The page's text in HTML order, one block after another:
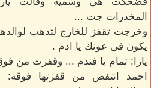
المخدرات جت ...
وخرجت تقفز للخارج لتذهب
يكون فى عونك يا ادم .
يارا: تمام يا فندم ... وقفزت من
احمد انتفض من قفزتها فوقه: